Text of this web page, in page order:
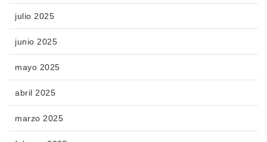
julio 2025
junio 2025
mayo 2025
abril 2025
marzo 2025